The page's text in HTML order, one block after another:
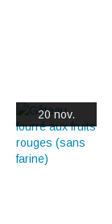
20 nov.